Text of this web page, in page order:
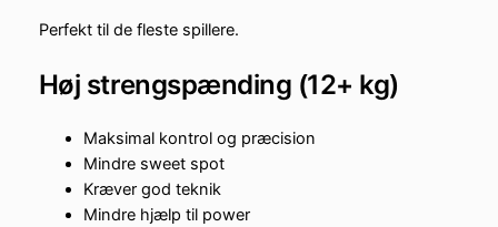
Perfekt til de fleste spillere.
Høj strengspænding (12+ kg)
Maksimal kontrol og præcision
Mindre sweet spot
Kræver god teknik
Mindre hjælp til power